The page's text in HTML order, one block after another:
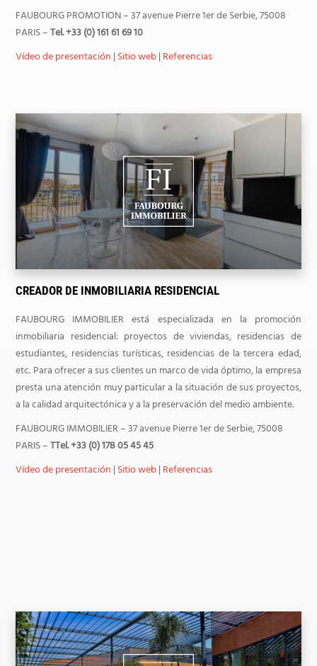
FAUBOURG PROMOTION – 37 avenue Pierre 1er de Serbie, 75008
PARIS –Tel. +33 (0) 161 61 69 10
Vídeo de presentación | Sitio web| Referencias
CREADOR DE INMOBILIARIA RESIDENCIAL
FAUBOURG IMMOBILIER está especializada en la promoción
inmobiliaria residencial: proyectos de viviendas, residencias de
estudiantes, residencias turísticas, residencias de la tercera edad,
etc. Para ofrecer a sus clientes un marco de vida óptimo, la empresa
presta una atención muy particular a la situación de sus proyectos,
a la calidad arquitectónica y a la preservación del medio ambiente.
FAUBOURG IMMOBILIER – 37 avenue Pierre 1er de Serbie, 75008
PARIS –TTel. +33 (0) 178 05 45 45
Vídeo de presentación | Sitio web| Referencias